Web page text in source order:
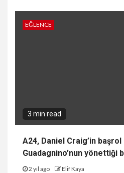
EĞLENCE
3 min read
A24, Daniel Craig’in başrol
Guadagnino’nun yönettiği
2 yıl ago Elif Kaya